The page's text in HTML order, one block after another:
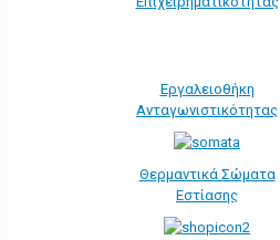
Εργαλειοθήκη
Ανταγωνιστικότητας
Θερμαντικά Σώματα
Εστίασης